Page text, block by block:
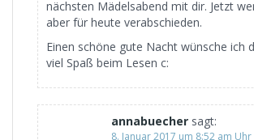
nächsten Mädelsabend mit dir. Jetzt
aber für heute verabschieden.
Einen schöne gute Nacht wünsche ich
viel Spaß beim Lesen c:
annabuecher sagt:
8. Januar 2017 um 8:52 am Uhr